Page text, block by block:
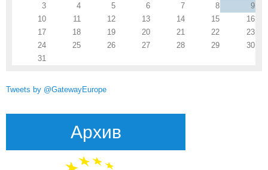
3
4 5 6 7 8
9
10
11 12 13 14 15
16
17
18 19 20 21 22
23
24
25 26 27 28 29
30
31
Tweets by @GatewayEurope
Архив